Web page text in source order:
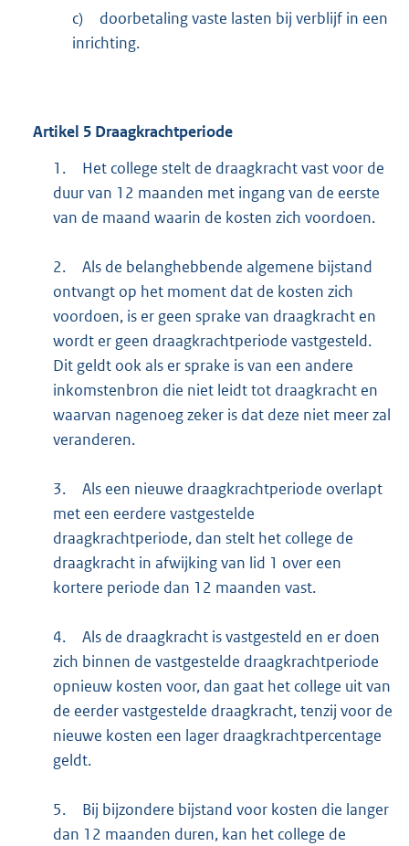
c)
doorbetaling vaste lasten bij verblijf in een
inrichting.
Artikel 5 Draagkrachtperiode
1.
Het college stelt de draagkracht vast voor de
duur van 12 maanden met ingang van de eerste
van de maand waarin de kosten zich voordoen.
2.
Als de belanghebbende algemene bijstand
ontvangt op het moment dat de kosten zich
voordoen, is er geen sprake van draagkracht en
wordt er geen draagkrachtperiode vastgesteld.
Dit geldt ook als er sprake is van een andere
inkomstenbron die niet leidt tot draagkracht en
waarvan nagenoeg zeker is dat deze niet meer zal
veranderen.
3.
Als een nieuwe draagkrachtperiode overlapt
met een eerdere vastgestelde
draagkrachtperiode, dan stelt het college de
draagkracht in afwijking van lid 1 over een
kortere periode dan 12 maanden vast.
4.
Als de draagkracht is vastgesteld en er doen
zich binnen de vastgestelde draagkrachtperiode
opnieuw kosten voor, dan gaat het college uit van
de eerder vastgestelde draagkracht, tenzij voor de
nieuwe kosten een lager draagkrachtpercentage
geldt.
5.
Bij bijzondere bijstand voor kosten die langer
dan 12 maanden duren, kan het college de